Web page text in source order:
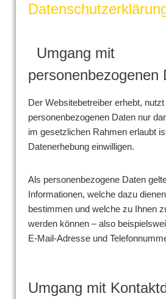
Umgang mit
personenbezogenen
Der Websitebetreiber erhebt,
personenbezogenen Daten nur
im gesetzlichen Rahmen erlaubt
Datenerhebung einwilligen.
Als personenbezogene Daten
Informationen, welche dazu
bestimmen und welche zu Ihnen
werden können – also
E-Mail-Adresse und
Umgang mit